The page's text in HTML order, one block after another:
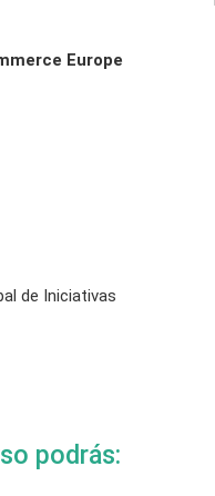
Europe
de Iniciativas
podrás: